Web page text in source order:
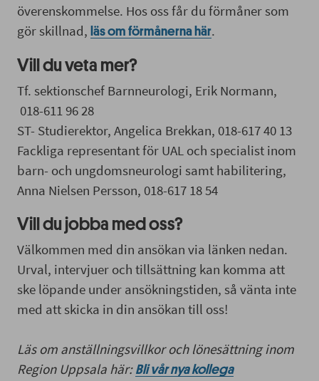
överenskommelse. Hos oss får du förmåner som
gör skillnad, läs om förmånerna här.
Vill du veta mer?
Tf. sektionschef Barnneurologi, Erik Normann,
018-611 96 28
ST- Studierektor, Angelica Brekkan, 018-617 40 13
Fackliga representant för UAL och specialist inom
barn- och ungdomsneurologi samt habilitering,
Anna Nielsen Persson, 018-617 18 54
Vill du jobba med oss?
Välkommen med din ansökan via länken nedan.
Urval, intervjuer och tillsättning kan komma att
ske löpande under ansökningstiden, så vänta inte
med att skicka in din ansökan till oss!
Läs om anställningsvillkor och lönesättning inom
Region Uppsala här: Bli vår nya kollega